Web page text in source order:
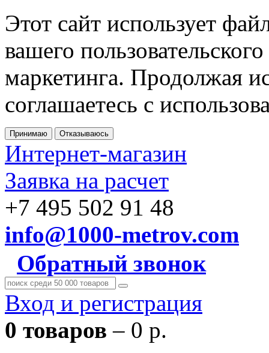
Этот сайт использует
вашего
маркетинга. Продолжая
соглашаетесь с
Принимаю Отказываюсь
Интернет-магазин
Заявка на расчет
+7 495 502 91 48
info@1000-metrov.com
Обратный звонок
Вход и регистрация
0 товаров – 0 р.